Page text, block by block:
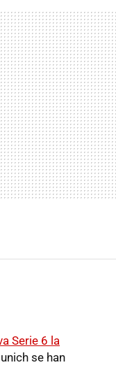
Serie 6 la
se han